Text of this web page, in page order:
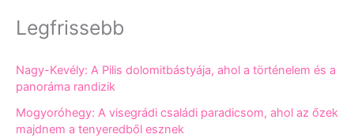
Legfrissebb
Nagy-Kevély: A Pilis dolomitbástyája, ahol a történelem és a
panoráma randizik
Mogyoróhegy: A visegrádi családi paradicsom, ahol az őzek
majdnem a tenyeredből esznek